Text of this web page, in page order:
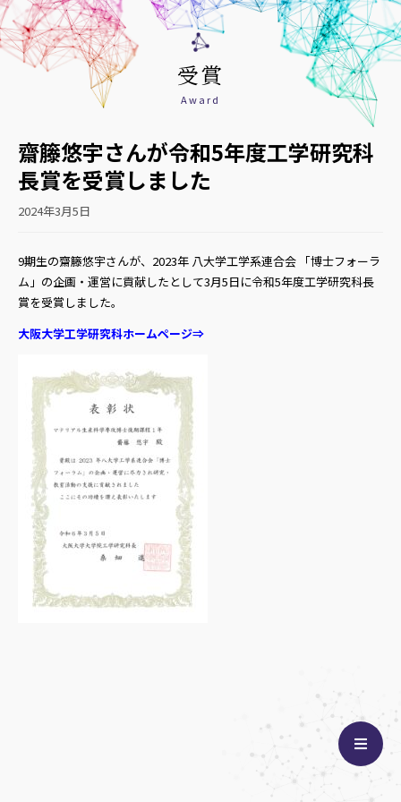
受賞
Award
齋籐悠宇さんが令和5年度工学研究科
長賞を受賞しました
2024年3月5日
9期生の齋籐悠宇さんが、2023年 八大学工学系連合会 「博士フォーラ
ム」の企画・運営に貢献したとして3月5日に令和5年度工学研究科長
賞を受賞しました。
大阪大学工学研究科ホームページ⇒